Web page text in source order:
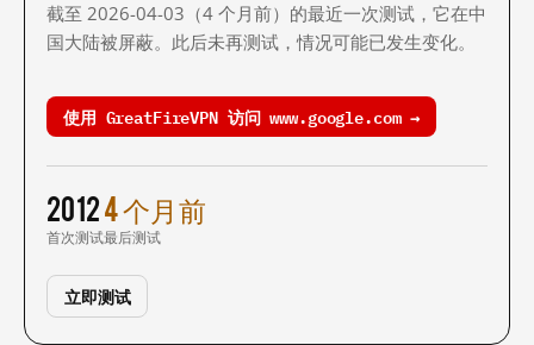
截至 2026-04-03（4 个月前）的最近一次测试，它在中
国大陆被屏蔽。此后未再测试，情况可能已发生变化。
使用 GreatFireVPN 访问 www.google.com →
2012
首次测试
4 个月前
最后测试
立即测试